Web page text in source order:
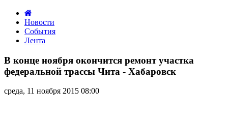
Новости
События
Лента
конце
ноября
окончится
участка
В конце ноября окончится ремонт участка
федеральной трассы Чита - Хабаровск
среда, 11 ноября 2015 08:00